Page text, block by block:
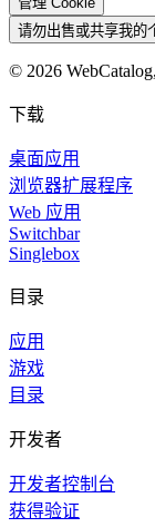
请勿出售或共享我的
© 2026
下载
桌面应用
浏览器扩展程序
Web 应用
Switchbar
Singlebox
目录
应用
游戏
目录
开发者
开发者控制台
获得验证